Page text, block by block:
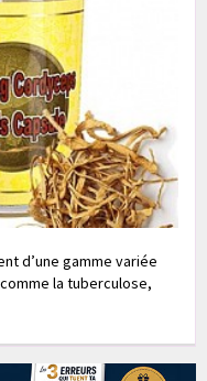
d’une gamme variée
la tuberculose,